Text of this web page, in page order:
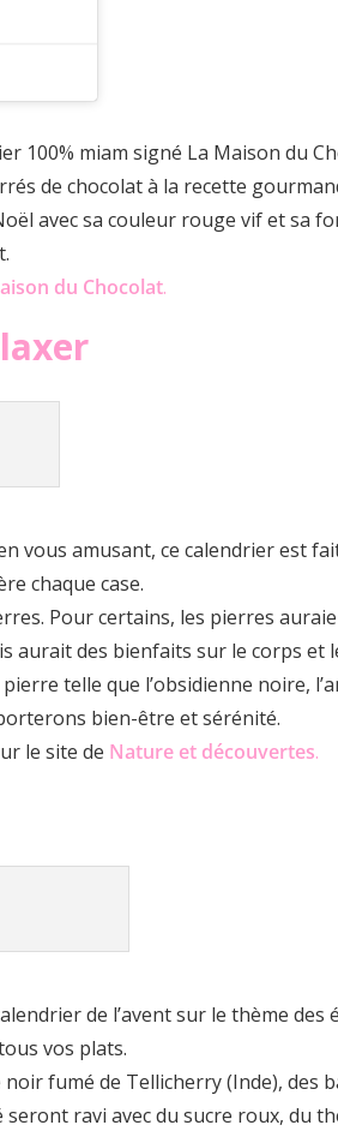
miam signé La Maison du
de chocolat à la recette
avec sa couleur rouge vif et sa
du Chocolat.
vous amusant, ce calendrier est
chaque case.
Pour certains, les pierres
aurait des bienfaits sur le corps et
telle que l’obsidienne noire,
bien-être et sérénité.
le site de Nature et découvertes.
de l’avent sur le thème des
vos plats.
fumé de Tellicherry (Inde), des
ravi avec du sucre roux, du